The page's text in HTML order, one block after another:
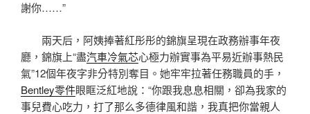
謝你……”
兩天后，阿姨捧著紅彤彤的錦旗呈現在政務辦事年夜
廳，錦旗上“盡汽車冷氣芯心極力辦實事為平易近辦事熱民
氣”12個年夜字非分特別奪目。她牢牢拉著任務職員的手，
Bentley零件眼眶泛紅地說：“你跟我息息相關，卻為我家的
事兒費心吃力，打了那么多德律風和諧，我真把你當親人